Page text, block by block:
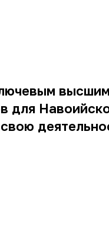
для